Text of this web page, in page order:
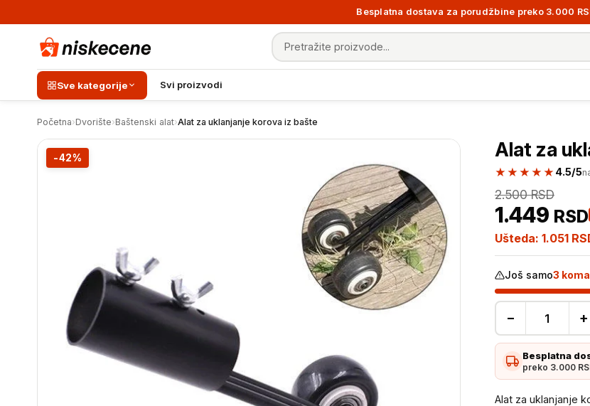
Besplatna dostava za porudžbine preko 3.000
Pretraga proizvoda
Sve kategorije Svi proizvodi
Početna›Dvorište›Baštenski alat›Alat za uklanjanje korova iz bašte
-42% Alat za
★★★★★ 4.5/5
1.449 RSD
2.500RSD
Ušteda: 1.051
Još samo3
za
uklanjanje
korova
iz
− +
Besplatna
preko 3.000
Alat za uklanjanje
Alat za uklanjanje korova iz bašte